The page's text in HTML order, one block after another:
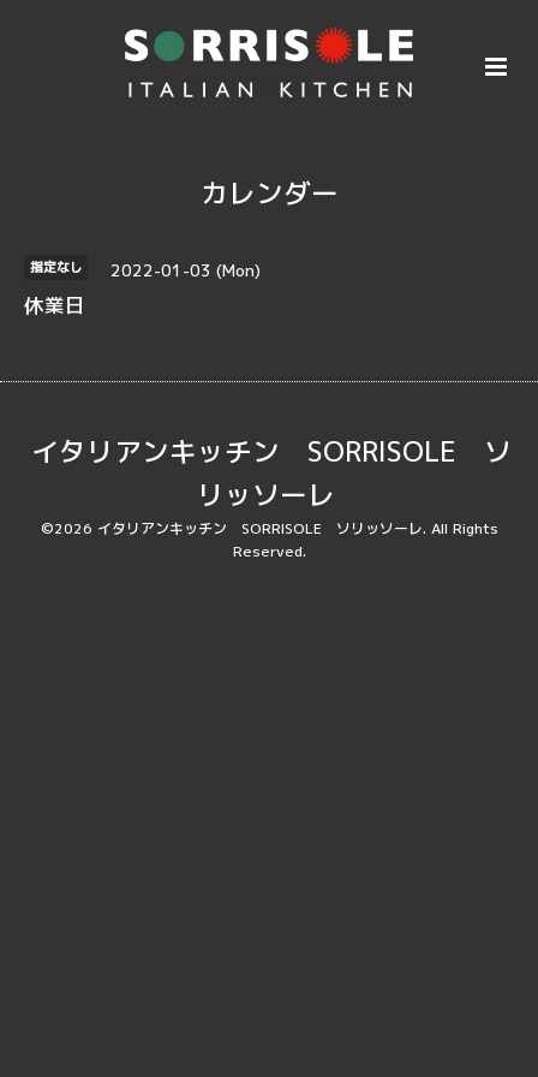
カレンダー
指定なし 2022-01-03 (Mon)
休業日
イタリアンキッチン SORRISOLE ソ
リッソーレ
©2026 イタリアンキッチン SORRISOLE ソリッソーレ. All Rights
Reserved.